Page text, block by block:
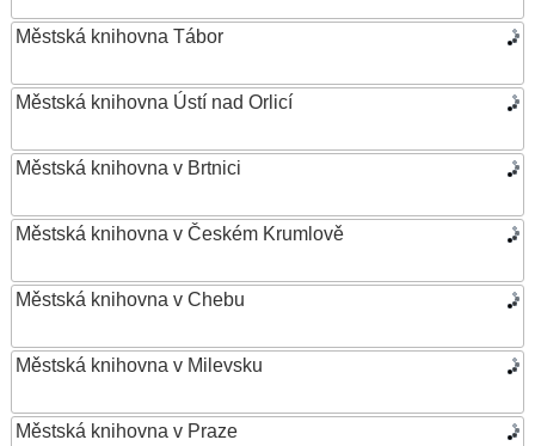
Městská knihovna Tábor
Městská knihovna Ústí nad Orlicí
Městská knihovna v Brtnici
Městská knihovna v Českém Krumlově
Městská knihovna v Chebu
Městská knihovna v Milevsku
Městská knihovna v Praze